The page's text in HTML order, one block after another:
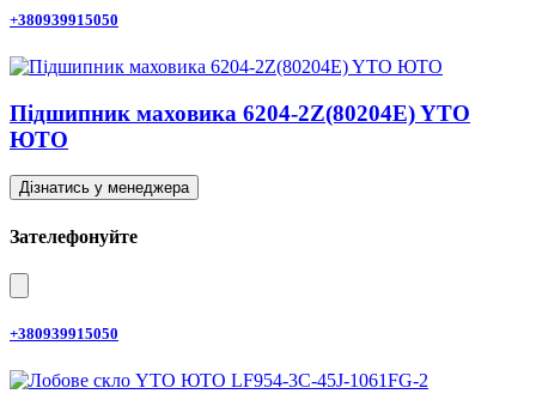
+380939915050
Підшипник маховика 6204-2Z(80204E) YTO
ЮТО
Дізнатись у менеджера
Зателефонуйте
+380939915050